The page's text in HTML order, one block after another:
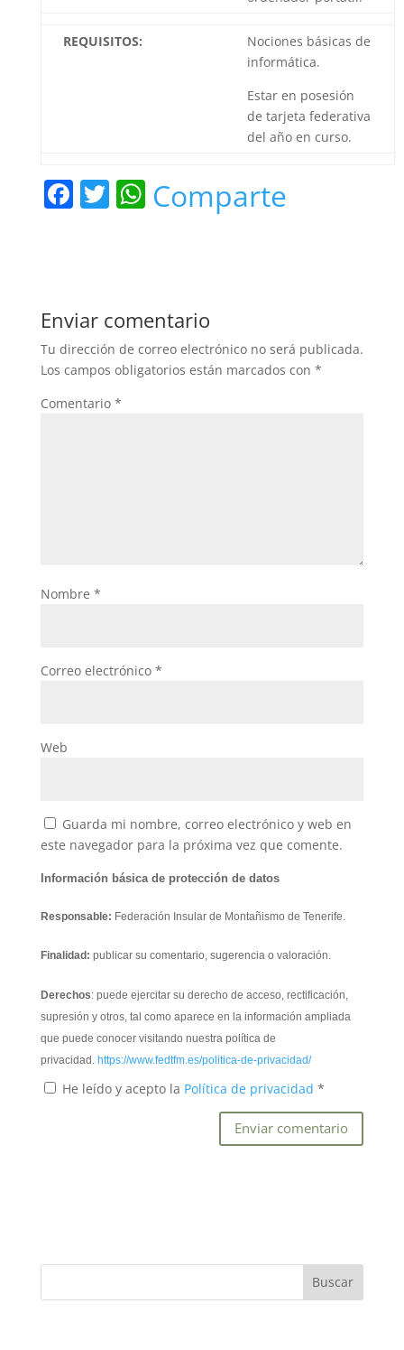
REQUISITOS:
Nociones básicas de
informática.
Estar en posesión
de tarjeta federativa
del año en curso.
F
b
o
o
k
T W
A
p
p
Comparte
Enviar comentario
Tu dirección de correo electrónico no será publicada.
Los campos obligatorios están marcados con *
Comentario *
Nombre *
Correo electrónico *
Web
Guarda mi nombre, correo electrónico y web en
este navegador para la próxima vez que comente.
Información básica de protección de datos
Responsable: Federación Insular de Montañismo de Tenerife.
Finalidad: publicar su comentario, sugerencia o valoración.
Derechos: puede ejercitar su derecho de acceso, rectificación,
supresión y otros, tal como aparece en la información ampliada
que puede conocer visitando nuestra política de
privacidad. https://www.fedtfm.es/politica-de-privacidad/
He leído y acepto la Política de privacidad *